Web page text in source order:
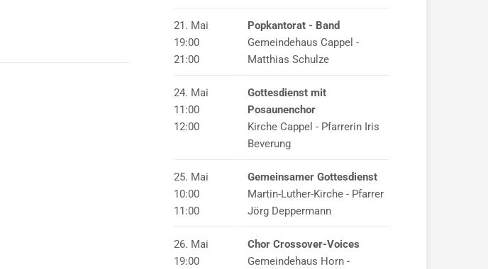
21. Mai
19:00
21:00
Popkantorat - Band
Gemeindehaus Cappel -
Matthias Schulze
24. Mai
11:00
12:00
Gottesdienst mit
Posaunenchor
Kirche Cappel - Pfarrerin Iris
Beverung
25. Mai
10:00
11:00
Gemeinsamer Gottesdienst
Martin-Luther-Kirche - Pfarrer
Jörg Deppermann
26. Mai
19:00
Chor Crossover-Voices
Gemeindehaus Horn -